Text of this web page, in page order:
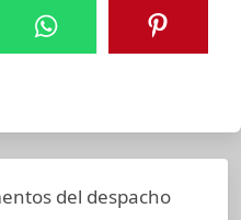
del despacho